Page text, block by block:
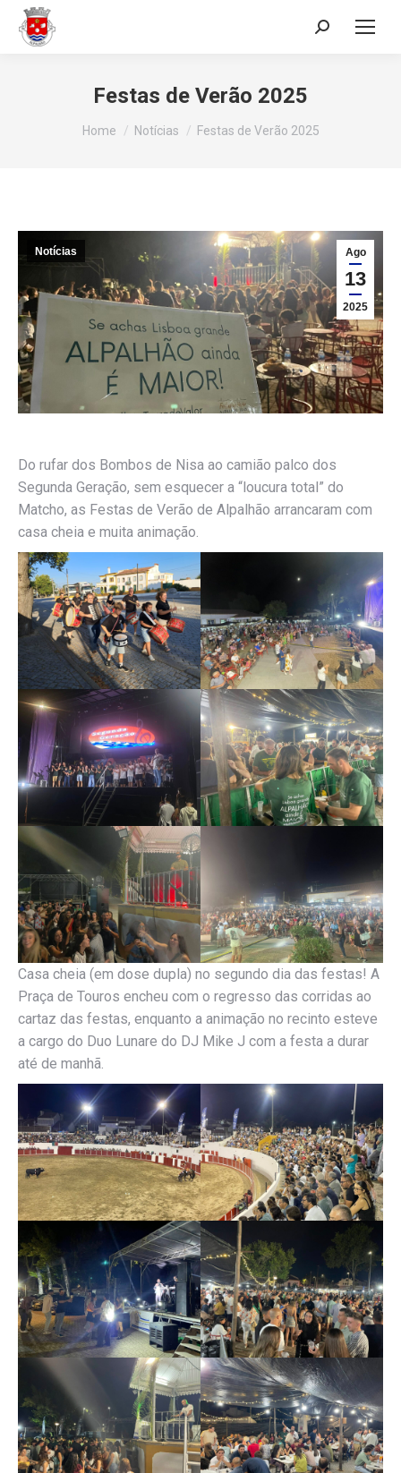
Search:
Festas de Verão 2025
You are here:
Home Notícias Festas de Verão 2025
Ago
13
2025
Notícias
Do rufar dos Bombos de Nisa ao camião palco dos
Segunda Geração, sem esquecer a “loucura total” do
Matcho, as Festas de Verão de Alpalhão arrancaram com
casa cheia e muita animação.
Casa cheia (em dose dupla) no segundo dia das festas! A
Praça de Touros encheu com o regresso das corridas ao
cartaz das festas, enquanto a animação no recinto esteve
a cargo do Duo Lunare do DJ Mike J com a festa a durar
até de manhã.